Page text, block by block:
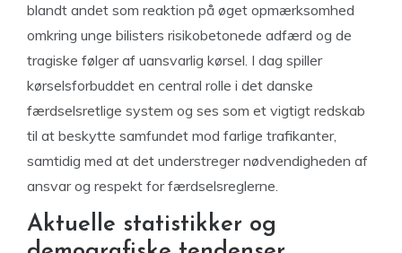
blandt andet som reaktion på øget opmærksomhed
omkring unge bilisters risikobetonede adfærd og de
tragiske følger af uansvarlig kørsel. I dag spiller
kørselsforbuddet en central rolle i det danske
færdselsretlige system og ses som et vigtigt redskab
til at beskytte samfundet mod farlige trafikanter,
samtidig med at det understreger nødvendigheden af
ansvar og respekt for færdselsreglerne.
Aktuelle statistikker og